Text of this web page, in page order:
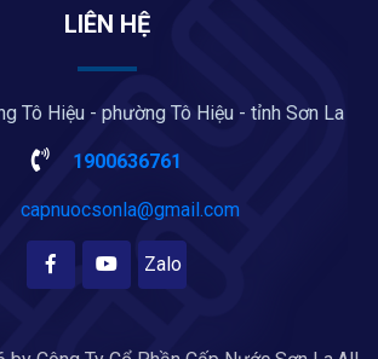
LIÊN HỆ
Tô Hiệu - phường Tô Hiệu - tỉnh Sơn La
1900636761
capnuocsonla@gmail.com
Zalo